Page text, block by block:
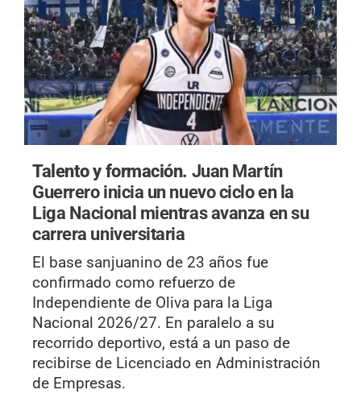
Talento y formación. Juan Martín
Guerrero inicia un nuevo ciclo en la
Liga Nacional mientras avanza en su
carrera universitaria
El base sanjuanino de 23 años fue
confirmado como refuerzo de
Independiente de Oliva para la Liga
Nacional 2026/27. En paralelo a su
recorrido deportivo, está a un paso de
recibirse de Licenciado en Administración
de Empresas.